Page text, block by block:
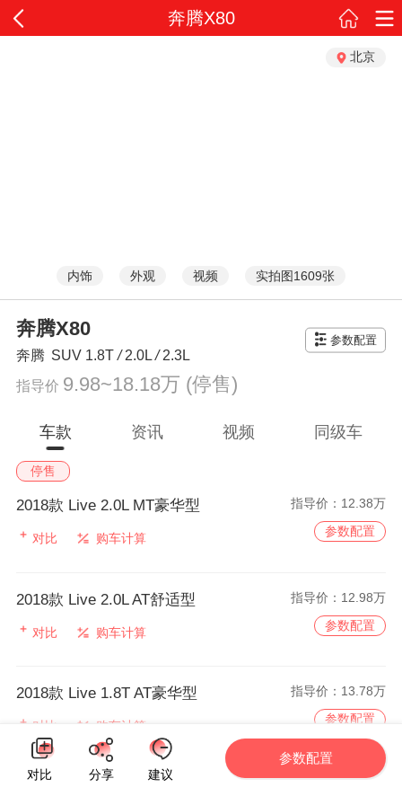
奔腾X80
北京
内饰 外观 视频 实拍图1609张
奔腾X80
奔腾 SUV 1.8T/2.0L/2.3L
参数配置
指导价 9.98~18.18万 (停售)
车款 资讯 视频 同级车
停售
2018款 Live 2.0L MT豪华型 指导价： 12.38万
对比 购车计算 参数配置
2018款 Live 2.0L AT舒适型 指导价： 12.98万
对比 购车计算 参数配置
2018款 Live 1.8T AT豪华型 指导价： 13.78万
对比 购车计算 参数配置
对比 分享 建议
参数配置